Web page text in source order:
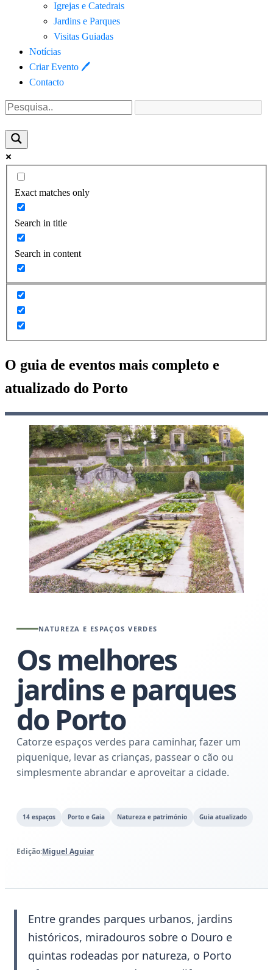
Igrejas e Catedrais
Jardins e Parques
Visitas Guiadas
Notícias
Criar Evento 🖊
Contacto
Exact matches only
Search in title
Search in content
O guia de eventos mais completo e
atualizado do Porto
NATUREZA E ESPAÇOS VERDES
Os melhores
jardins e parques
do Porto
Catorze espaços verdes para caminhar, fazer um
piquenique, levar as crianças, passear o cão ou
simplesmente abrandar e aproveitar a cidade.
14 espaços Porto e Gaia Natureza e património Guia atualizado
Edição:Miguel Aguiar
Entre grandes parques urbanos, jardins
históricos, miradouros sobre o Douro e
quintas rodeadas por natureza, o Porto